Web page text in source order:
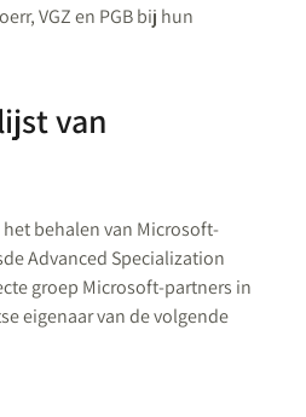
VGZ en PGB bij hun
van
behalen van Microsoft-
Advanced Specialization
groep Microsoft-partners in
eigenaar van de volgende